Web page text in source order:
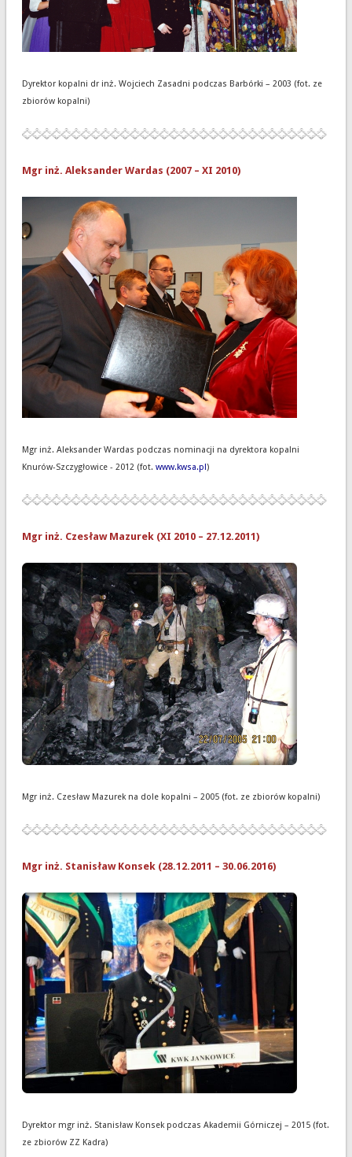
Dyrektor kopalni dr inż. Wojciech Zasadni podczas Barbórki – 2003 (fot. ze
zbiorów kopalni)
Mgr inż. Aleksander Wardas (2007 – XI 2010)
Mgr inż. Aleksander Wardas podczas nominacji na dyrektora kopalni
Knurów-Szczygłowice - 2012 (fot. www.kwsa.pl)
Mgr inż. Czesław Mazurek (XI 2010 – 27.12.2011)
Mgr inż. Czesław Mazurek na dole kopalni – 2005 (fot. ze zbiorów kopalni)
Mgr inż. Stanisław Konsek (28.12.2011 – 30.06.2016)
Dyrektor mgr inż. Stanisław Konsek podczas Akademii Górniczej – 2015 (fot.
ze zbiorów ZZ Kadra)